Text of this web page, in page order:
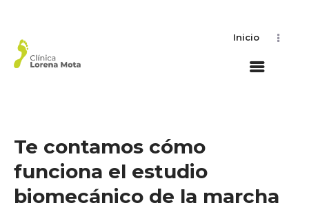
Inicio
Te contamos cómo
funciona el estudio
biomecánico de la marcha